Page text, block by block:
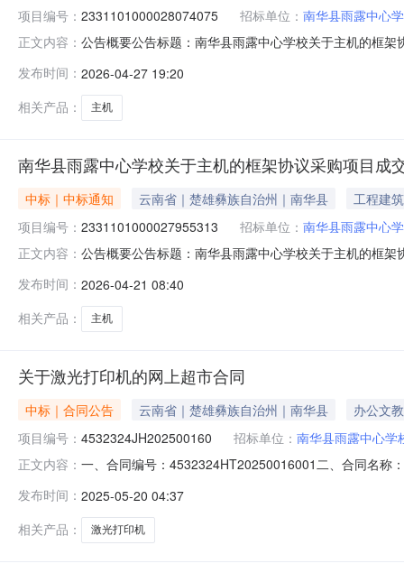
项目编号： 2331101000028074075 招标单位： 南华县雨露中心
正文内容： 公告概要公告标题：南华县雨露中心学校关于主机的框
2331101000028074075项目联系人：常丽萍项目联系
发布时间： 2026-04-27 19:20
相关产品：
主机
南华县雨露中心学校关于主机的框架协议采购项目成
中标｜中标通知 云南省｜楚雄彝族自治州｜南华县
工程建筑
项目编号： 2331101000027955313 招标单位： 南华县雨露中心
正文内容： 公告概要公告标题：南华县雨露中心学校关于主机的框
2331101000027955313项目联系人：常丽萍项目联系
发布时间： 2026-04-21 08:40
相关产品：
主机
关于激光打印机的网上超市合同
中标｜合同公告 云南省｜楚雄彝族自治州｜南华县
办公文教
项目编号： 4532324JH202500160 招标单位： 南华县雨露中心学
正文内容： 一、合同编号：4532324HT20250016001二、合同名称
镇斗山社区居民委员会华强路城市停车场三楼联系方式
发布时间： 2025-05-20 04:37
相关产品：
激光打印机